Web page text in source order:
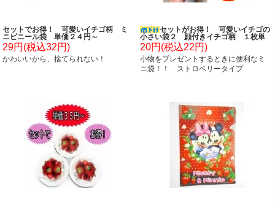
セットでお得！ 可愛いイチゴ柄 ミ
ニビニール袋 単価２４円～
29円(税込32円)
かわいいから、捨てられない！
セットがお得！ 可愛いイチゴの
小さい袋２ 顔付きイチゴ柄 １枚単
価 １８円～
20円(税込22円)
小物をプレゼントするときに便利なミ
ニ袋！！ ストロベリータイプ